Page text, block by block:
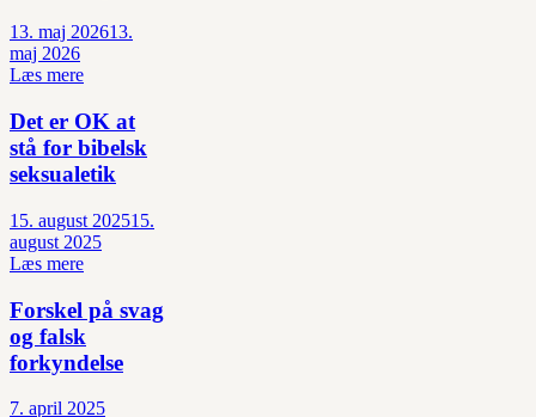
13. maj 202613.
maj 2026
Læs mere
Det er OK at
stå for bibelsk
seksualetik
15. august 202515.
august 2025
Læs mere
Forskel på svag
og falsk
forkyndelse
7. april 2025